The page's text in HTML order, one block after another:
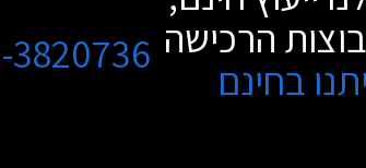
הרכישה
בחינם
3820736